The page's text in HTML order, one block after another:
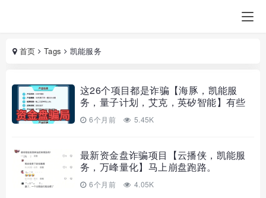
首页 Tags 凯能服务
这26个项目都是诈骗【海豚，凯能服
务，量子计划，艾克，英矽智能】有些
已经收割跑路，赶紧远离，别再被骗
了！6个月前 5.45K
最新资金盘诈骗项目【云播侠，凯能服
务，万峰量化】马上崩盘跑路。
6个月前 4.05K